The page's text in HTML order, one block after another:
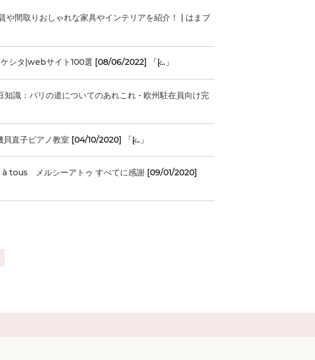
や間取りおしゃれな家具やインテリアを紹介！ | はまブ
シタ|webサイト100選 [08/06/2022] 「[̷...」
識：パリの道についてのあれこれ - 欧州駐在員向け完
直子ピアノ教室 [04/10/2020] 「[̷...」
tous メルシーアトゥ すべてに感謝 [09/01/2020]